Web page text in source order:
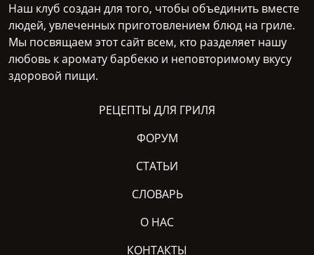
Наш клуб создан для того, чтобы объединить вместе
людей, увлеченных приготовлением блюд на гриле.
Мы посвящаем этот сайт всем, кто разделяет нашу
любовь к аромату барбекю и неповторимому вкусу
здоровой пищи.
РЕЦЕПТЫ ДЛЯ ГРИЛЯ
ФОРУМ
СТАТЬИ
СЛОВАРЬ
О НАС
КОНТАКТЫ